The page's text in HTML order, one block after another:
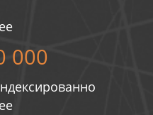
000